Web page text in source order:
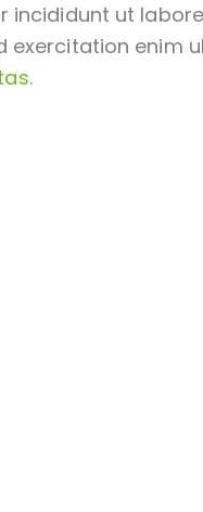
incididunt ut
exercitation enim